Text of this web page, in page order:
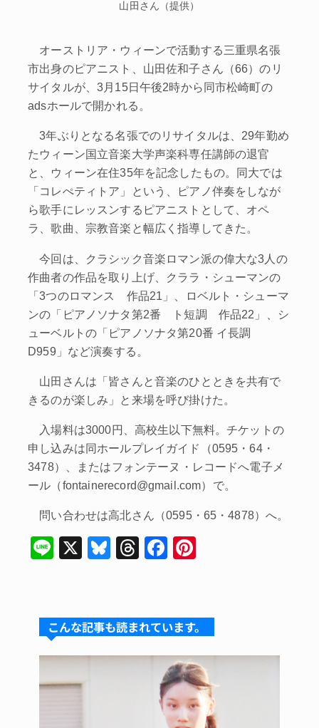
山田さん（提供）
オーストリア・ウィーンで活動する三重県名張
市出身のピアニスト、山田佐和子さん（66）のリ
サイタルが、3月15日午後2時から同市松崎町の
adsホールで開かれる。
3年ぶりとなる名張でのリサイタルは、29年勤め
たウィーン国立音楽大学声楽科専任講師の退官
と、ウィーン在住35年を記念したもの。同大では
「コレぺティトア」という、ピアノ伴奏をしなが
ら歌手にレッスンするピアニストとして、オペ
ラ、歌曲、宗教音楽と幅広く指導してきた。
今回は、クラシック音楽ロマン派の偉大な3人の
作曲者の作品を取り上げ、クララ・シューマンの
「3つのロマンス 作品21」、ロベルト・シューマ
ンの「ピアノソナタ第2番 ト短調 作品22」、シ
ューベルトの「ピアノソナタ第20番 イ長調
D959」など演奏する。
山田さんは「皆さんと音楽のひとときを共有で
きるのが楽しみ」と来場を呼び掛けた。
入場料は3000円、高校生以下無料。チケットの
申し込みは同ホールプレイガイド（0595・64・
3478）、またはフォンテーヌ・レコードへ電子メ
ール（fontainerecord@gmail.com）で。
問い合わせは高北さん（0595・65・4878）へ。
Li
X
Bl
s
k
y
T
a
d
s
F
e
b
o
o
k
e
st
こんな記事も読まれています。